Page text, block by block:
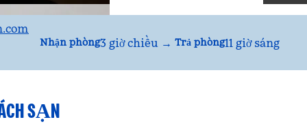
Nhận phòng3 giờ chiều → Trả phòng11 giờ sáng
SẠN